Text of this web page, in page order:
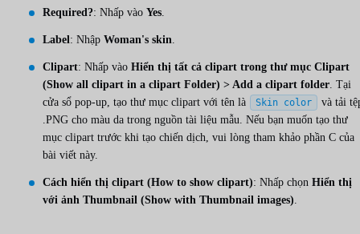
Required?: Nhấp vào Yes.
Label: Nhập Woman's skin.
Clipart: Nhấp vào Hiển thị tất cả clipart trong thư mục Clipart
(Show all clipart in a clipart Folder) > Add a clipart folder. Tại
cửa sổ pop-up, tạo thư mục clipart với tên là
Skin color
và tải
.PNG cho màu da trong nguồn tài liệu mẫu. Nếu bạn muốn tạo thư
mục clipart trước khi tạo chiến dịch, vui lòng tham khảo phần C của
bài viết này.
Cách hiển thị clipart (How to show clipart): Nhấp chọn Hiển thị
với ảnh Thumbnail (Show with Thumbnail images).